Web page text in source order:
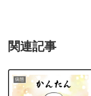
関連記事
病態